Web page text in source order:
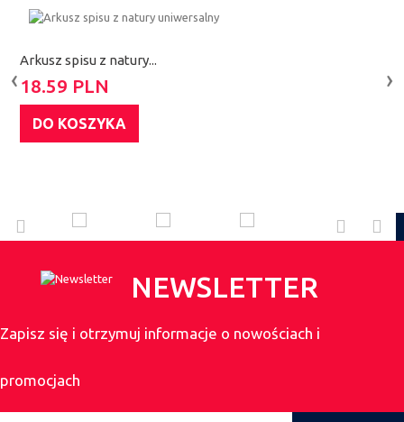
Arkusz spisu z natury...
18.59 PLN
DO KOSZYKA
‹ ›
NEWSLETTER
Zapisz się i otrzymuj informacje o nowościach i
promocjach